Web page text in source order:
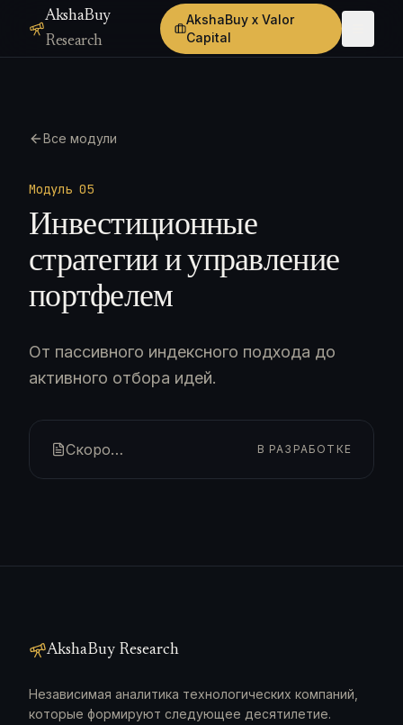
AkshaBuy
Research
AkshaBuy x Valor
Capital
Все модули
Модуль 05
Инвестиционные
стратегии и управление
портфелем
От пассивного индексного подхода до
активного отбора идей.
Скоро… В РАЗРАБОТКЕ
AkshaBuy Research
Независимая аналитика технологических компаний,
которые формируют следующее десятилетие.